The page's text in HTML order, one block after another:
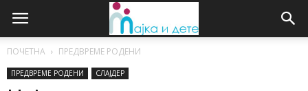
ПОЧЕТНА ПРЕДВРЕМЕ РОДЕНИ
ПРЕДВРЕМЕ РОДЕНИ СЛАЈДЕР